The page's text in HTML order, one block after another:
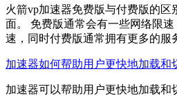
火箭vp加速器免费版与付费版的区
面。 免费版通常会有一些网络限
速，同时付费版通常拥有更多的服
加速器如何帮助用户更快地加载和
加速器可以帮助用户更快地加载和